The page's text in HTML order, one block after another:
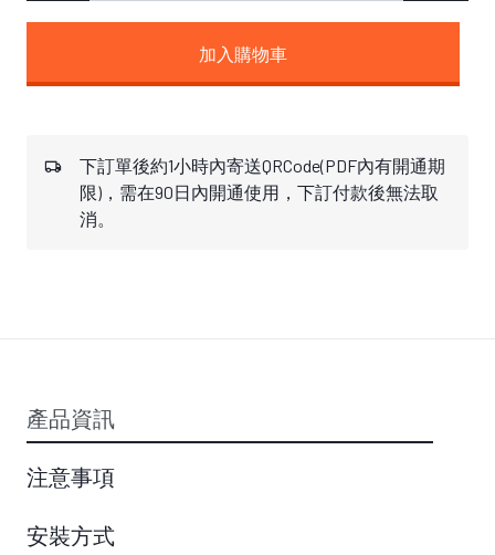
加入購物車
下訂單後約1小時內寄送QRCode(PDF內有開通期
限)，需在90日內開通使用，下訂付款後無法取
消。
產品資訊
注意事項
安裝方式